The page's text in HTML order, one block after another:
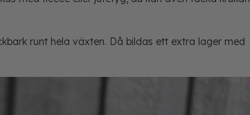
runt hela växten. Då bildas ett extra lager med